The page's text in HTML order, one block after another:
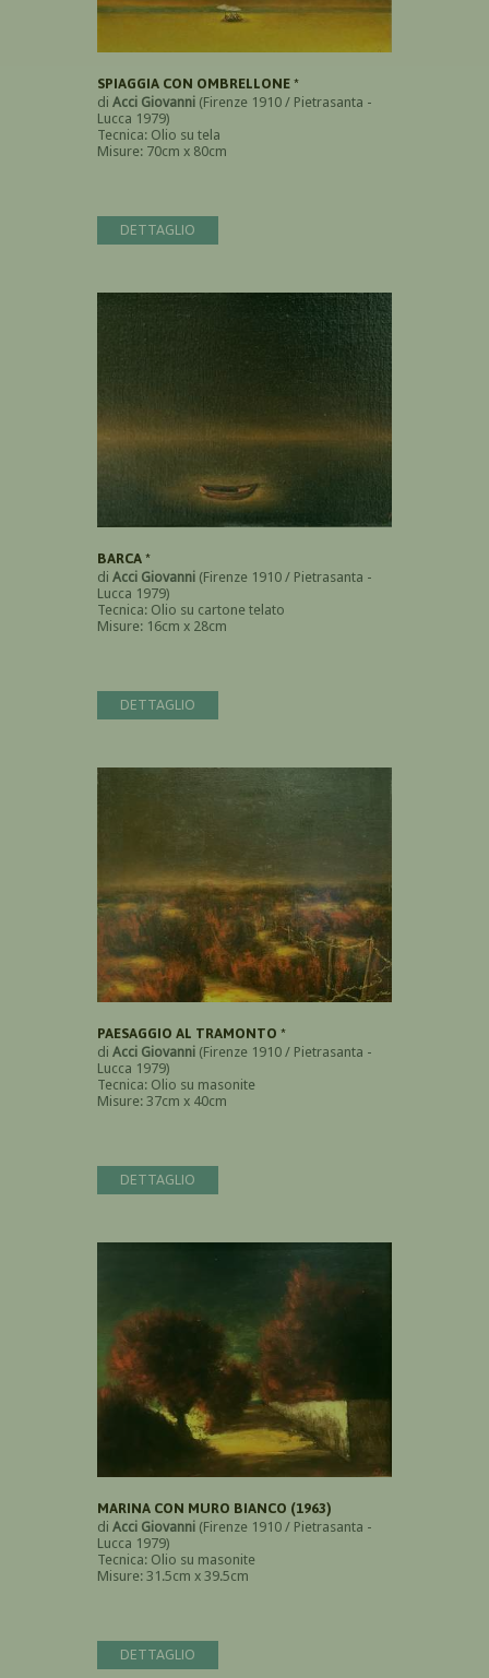
SPIAGGIA CON OMBRELLONE *
di Acci Giovanni (Firenze 1910 / Pietrasanta -
Lucca 1979)
Tecnica: Olio su tela
Misure: 70cm x 80cm
DETTAGLIO
BARCA *
di Acci Giovanni (Firenze 1910 / Pietrasanta -
Lucca 1979)
Tecnica: Olio su cartone telato
Misure: 16cm x 28cm
DETTAGLIO
PAESAGGIO AL TRAMONTO *
di Acci Giovanni (Firenze 1910 / Pietrasanta -
Lucca 1979)
Tecnica: Olio su masonite
Misure: 37cm x 40cm
DETTAGLIO
MARINA CON MURO BIANCO (1963)
di Acci Giovanni (Firenze 1910 / Pietrasanta -
Lucca 1979)
Tecnica: Olio su masonite
Misure: 31.5cm x 39.5cm
DETTAGLIO